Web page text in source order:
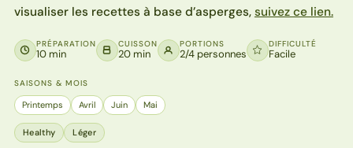
visualiser les recettes à base d’asperges, suivez ce lien.
PRÉPARATION
10 min
CUISSON
20 min
PORTIONS
2/4 personnes
DIFFICULTÉ
Facile
SAISONS & MOIS
Printemps Avril Juin Mai
Healthy Léger